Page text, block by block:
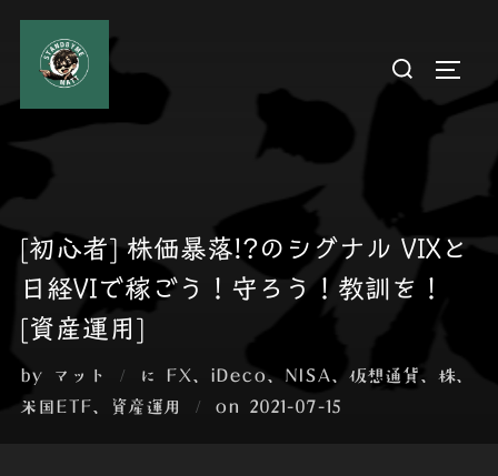
ン
ス
検
索
[初心者] 株価暴落!?のシグナル VIXと
日経VIで稼ごう！守ろう！教訓を！
[資産運用]
by マット に FX iDeco NISA 仮想通貨 株
米国ETF
資産運用 on 投
2021-07-15